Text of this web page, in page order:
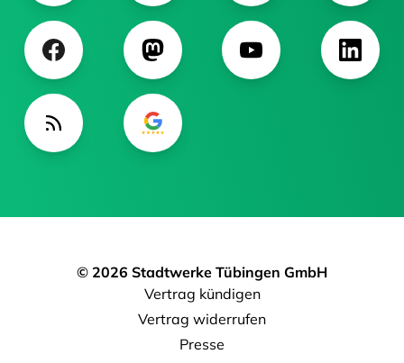
© 2026 Stadtwerke Tübingen GmbH
Vertrag kündigen
Vertrag widerrufen
Presse